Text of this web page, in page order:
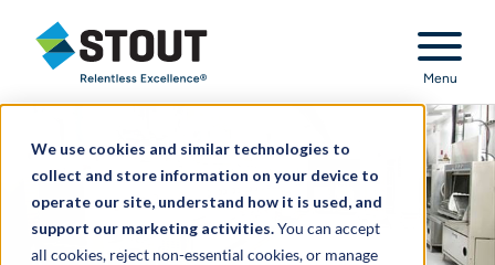
We use cookies and similar technologies to
collect and store information on your device to
operate our site, understand how it is used, and
support our marketing activities.You can accept
all cookies, reject non-essential cookies, or manage
Stout Relentless Excellence
Menu